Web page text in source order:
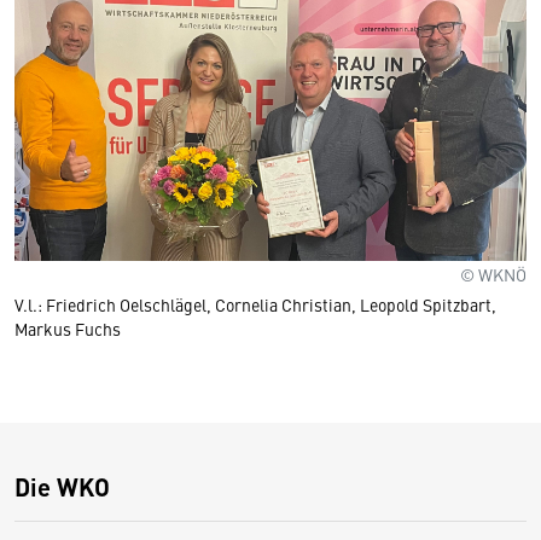
© WKNÖ
V.l.: Friedrich Oelschlägel, Cornelia Christian, Leopold Spitzbart,
Markus Fuchs
Die WKO